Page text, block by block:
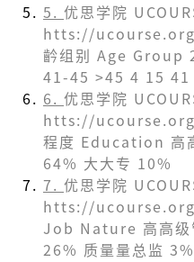
5. 优思学院
htts://
䶖组别 Age
41-45 >45 4 15
6. 优思学院
htts://
程度 Education ⾼
64% ⼤大专 10%
7. 优思学院
htts://
Job Nature ⾼高级
26% 质量量总监